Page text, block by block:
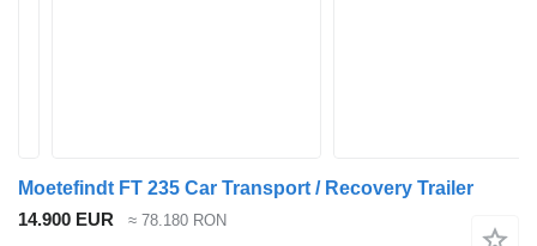
Moetefindt FT 235 Car Transport / Recovery Trailer
14.900 EUR
≈ 78.180 RON